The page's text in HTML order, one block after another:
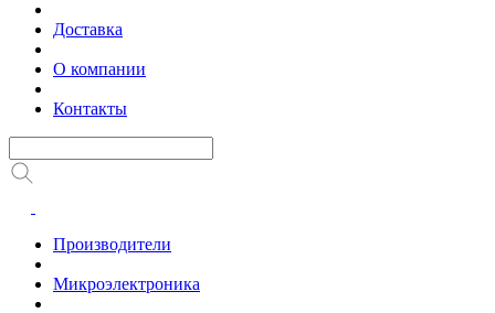
Доставка
О компании
Контакты
Производители
Микроэлектроника